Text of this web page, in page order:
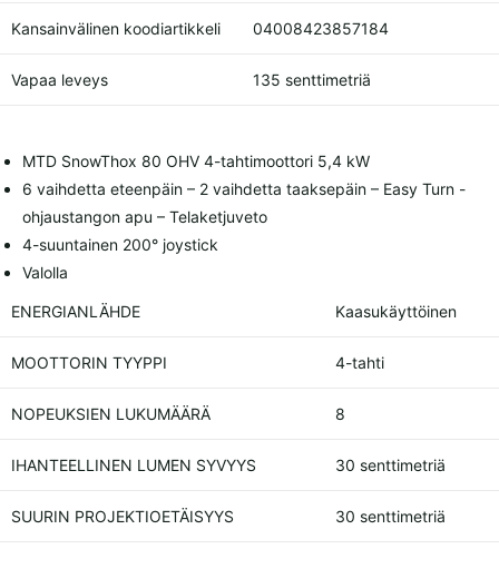
Kansainvälinen koodiartikkeli 04008423857184
Vapaa leveys 135 senttimetriä
MTD SnowThox 80 OHV 4-tahtimoottori 5,4 kW
6 vaihdetta eteenpäin – 2 vaihdetta taaksepäin – Easy Turn -
ohjaustangon apu – Telaketjuveto
4-suuntainen 200° joystick
Valolla
ENERGIANLÄHDE Kaasukäyttöinen
MOOTTORIN TYYPPI 4-tahti
NOPEUKSIEN LUKUMÄÄRÄ 8
IHANTEELLINEN LUMEN SYVYYS 30 senttimetriä
SUURIN PROJEKTIOETÄISYYS 30 senttimetriä